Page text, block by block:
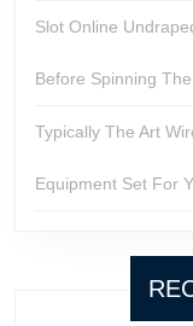
Slot Online
Before Spinning
Typically The Art
Equipment Set For